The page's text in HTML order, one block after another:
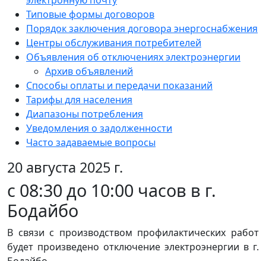
Типовые формы договоров
Порядок заключения договора энергоснабжения
Центры обслуживания потребителей
Объявления об отключениях электроэнергии
Архив объявлений
Способы оплаты и передачи показаний
Тарифы для населения
Диапазоны потребления
Уведомления о задолженности
Часто задаваемые вопросы
20 августа 2025 г.
с 08:30 до 10:00 часов в г.
Бодайбо
В связи с производством профилактических работ
будет произведено отключение электроэнергии в г.